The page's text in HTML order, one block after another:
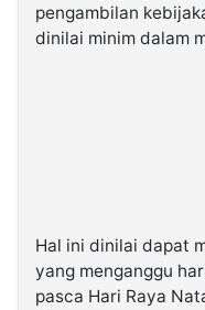
pengambilan
dinilai minim dalam
Hal ini dinilai dapat
yang menganggu
pasca Hari Raya